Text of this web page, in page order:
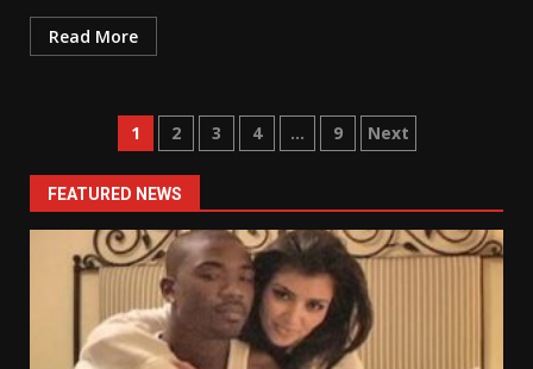
Read More
Posts
navigation
1 2 3 4 … 9 Next
FEATURED NEWS